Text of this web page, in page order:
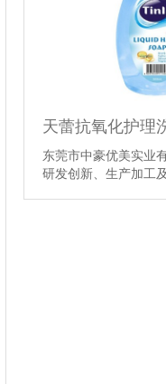
天蕾抗氧化护理
东莞市中豪优美实业
研发创新、生产加工